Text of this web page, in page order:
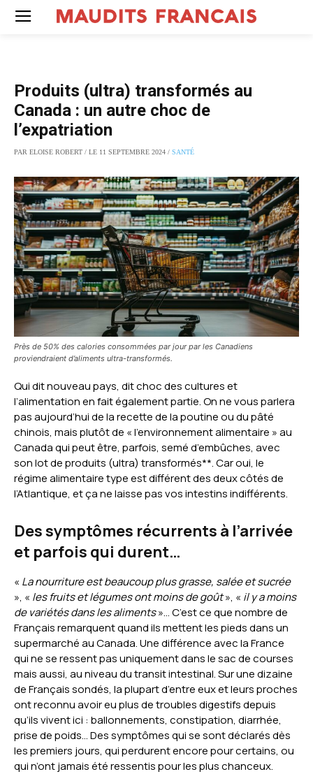
Produits (ultra) transformés au
Canada : un autre choc de
l’expatriation
PAR ELOISE ROBERT / LE 11 SEPTEMBRE 2024 / SANTÉ
Près de 50% des calories consommées par jour par les Canadiens
proviendraient d’aliments ultra-transformés.
Qui dit nouveau pays, dit choc des cultures et
l’alimentation en fait également partie. On ne vous parlera
pas aujourd’hui de la recette de la poutine ou du pâté
chinois, mais plutôt de « l’environnement alimentaire » au
Canada qui peut être, parfois, semé d’embûches, avec
son lot de produits (ultra) transformés**. Car oui, le
régime alimentaire type est différent des deux côtés de
l’Atlantique, et ça ne laisse pas vos intestins indifférents.
Des symptômes récurrents à l’arrivée
et parfois qui durent…
« La nourriture est beaucoup plus grasse, salée et sucrée
», « les fruits et légumes ont moins de goût», « il y a moins
de variétés dans les aliments»… C’est ce que nombre de
Français remarquent quand ils mettent les pieds dans un
supermarché au Canada. Une différence avec la France
qui ne se ressent pas uniquement dans le sac de courses
mais aussi, au niveau du transit intestinal. Sur une dizaine
de Français sondés, la plupart d’entre eux et leurs proches
ont reconnu avoir eu plus de troubles digestifs depuis
qu’ils vivent ici : ballonnements, constipation, diarrhée,
prise de poids… Des symptômes qui se sont déclarés dès
les premiers jours, qui perdurent encore pour certains, ou
qui n’ont jamais été ressentis pour les plus chanceux.